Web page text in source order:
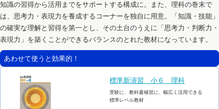
知識の習得から活用までをサポートする構成に。また、理科の巻末で
は、思考力・表現力を養成するコーナーを独自に用意。「知識・技能」
の確実な理解と習得を第一とし、その土台のうえに「思考力・判断力・
表現力」を築くことができるバランスのとれた教材になっています。
あわせて使うと効果的！
標準新演習 小６ 理科
受験に、教科書補習に、幅広く活用できる
標準レベル教材